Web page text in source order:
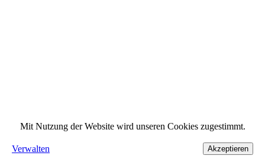
Mit Nutzung der Website wird unseren Cookies zugestimmt.
Verwalten Akzeptieren